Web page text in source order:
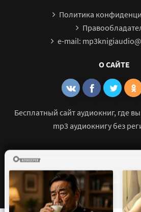
Политика
e-mail:
О САЙТЕ
Бесплатный сайт аудиокниг, где
mp3 аудиокнигу без
© 2021 - 2026 mp3-knigi-